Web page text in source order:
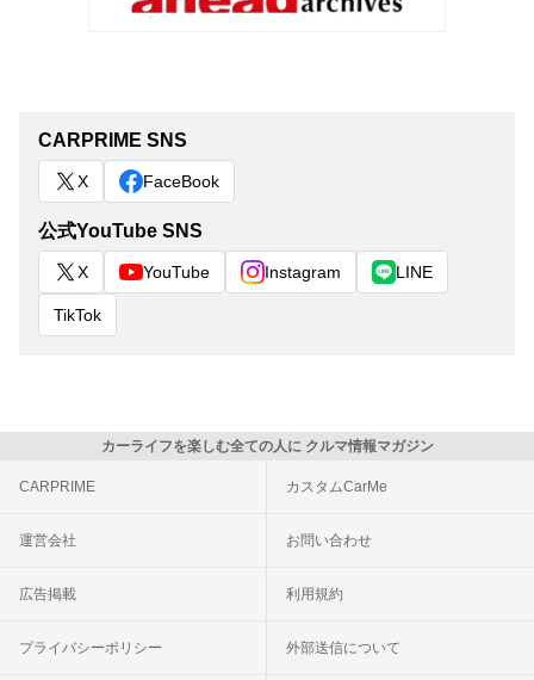
CARPRIME SNS
X FaceBook
公式YouTube SNS
X YouTube Instagram LINE
TikTok
カーライフを楽しむ全ての人に クルマ情報マガジン
CARPRIME カスタムCarMe
運営会社 お問い合わせ
広告掲載 利用規約
プライバシーポリシー 外部送信について